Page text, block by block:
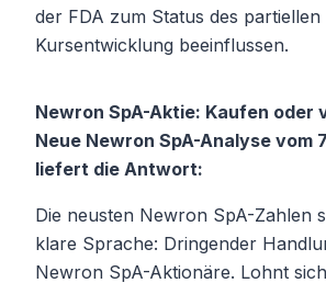
der FDA zum Status des partiellen
Kursentwicklung beeinflussen.
Newron SpA-Aktie: Kaufen oder
Neue Newron SpA-Analyse vom
liefert die Antwort:
Die neusten Newron SpA-Zahlen
klare Sprache: Dringender
Newron SpA-Aktionäre. Lohnt